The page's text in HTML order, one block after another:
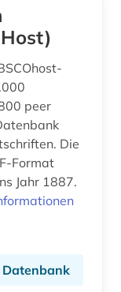
peer
Die
Format
Jahr 1887.
Datenbank